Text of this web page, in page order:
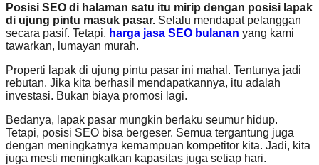
Posisi SEO di halaman satu itu mirip dengan posisi lapak
di ujung pintu masuk pasar. Selalu mendapat pelanggan
secara pasif. Tetapi, harga jasa SEO bulanan yang kami
tawarkan, lumayan murah.
Properti lapak di ujung pintu pasar ini mahal. Tentunya jadi
rebutan. Jika kita berhasil mendapatkannya, itu adalah
investasi. Bukan biaya promosi lagi.
Bedanya, lapak pasar mungkin berlaku seumur hidup.
Tetapi, posisi SEO bisa bergeser. Semua tergantung juga
dengan meningkatnya kemampuan kompetitor kita. Jadi, kita
juga mesti meningkatkan kapasitas juga setiap hari.